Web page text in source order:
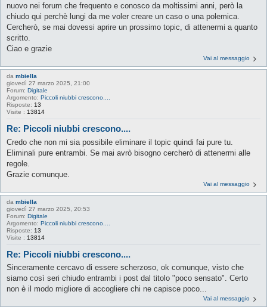
nuovo nei forum che frequento e conosco da moltissimi anni, però la
chiudo qui perchè lungi da me voler creare un caso o una polemica.
Cercherò, se mai dovessi aprire un prossimo topic, di attenermi a quanto
scritto.
Ciao e grazie
Vai al messaggio
da mbiella
giovedì 27 marzo 2025, 21:00
Forum: Digitale
Argomento: Piccoli niubbi crescono....
Risposte: 13
Visite : 13814
Re: Piccoli niubbi crescono....
Credo che non mi sia possibile eliminare il topic quindi fai pure tu.
Eliminali pure entrambi. Se mai avrò bisogno cercherò di attenermi alle
regole.
Grazie comunque.
Vai al messaggio
da mbiella
giovedì 27 marzo 2025, 20:53
Forum: Digitale
Argomento: Piccoli niubbi crescono....
Risposte: 13
Visite : 13814
Re: Piccoli niubbi crescono....
Sinceramente cercavo di essere scherzoso, ok comunque, visto che
siamo così seri chiudo entrambi i post dal titolo "poco sensato". Certo
non è il modo migliore di accogliere chi ne capisce poco...
Vai al messaggio